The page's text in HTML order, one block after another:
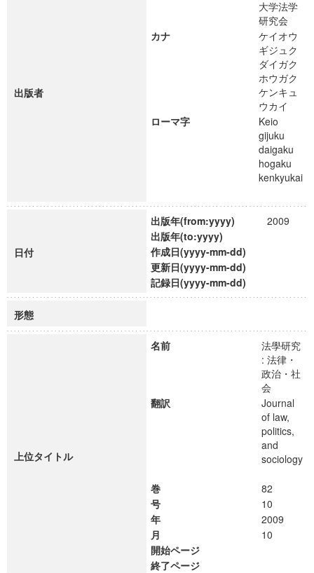
出版者
大学法学
研究会
カナ
ケイオウ
ギジュク
ダイガク
ホウガク
ケンキュ
ウカイ
ローマ字
Keio
gijuku
daigaku
hogaku
kenkyukai
日付
出版年(from:yyyy)
2009
出版年(to:yyyy)
作成日(yyyy-mm-dd)
更新日(yyyy-mm-dd)
記録日(yyyy-mm-dd)
形態
上位タイトル
名前
法學研究
: 法律・
政治・社
会
翻訳
Journal
of law,
politics,
and
sociology
巻
82
号
10
年
2009
月
10
開始ページ
終了ページ